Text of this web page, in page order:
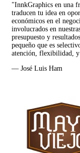
"InnkGraphics en una
traducen tu idea en
económicos en el
involucrados en
presupuesto y
pequeño que es
atención, flexibilidad, y
— José Luis Ham